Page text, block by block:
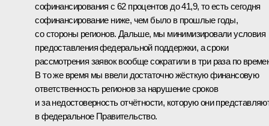
софинансирования с 62 процентов до 41,9, то есть сегодня
софинансирование ниже, чем было в прошлые годы,
со стороны регионов. Дальше, мы минимизировали условия
предоставления федеральной поддержки, а сроки
рассмотрения заявок вообще сократили в три раза по
В то же время мы ввели достаточно жёсткую финансовую
ответственность регионов за нарушение сроков
и за недостоверность отчётности, которую они
в федеральное Правительство.